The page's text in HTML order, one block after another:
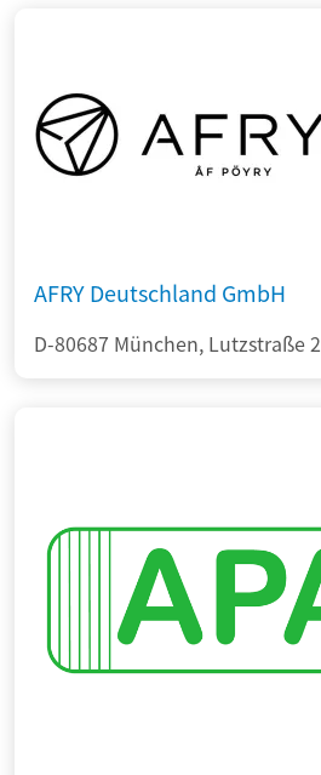
AFRY Deutschland GmbH
D-80687 München, Lutzstraße 2